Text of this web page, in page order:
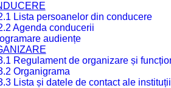
Lista persoanelor din conducere
Agenda conducerii
audiențe
Regulament de organizare și
Organigrama
Lista și datele de contact ale